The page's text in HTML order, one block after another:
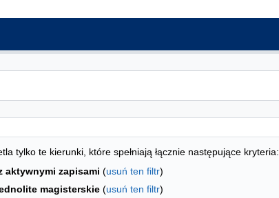
- indeks alfabetyczny
tylko te kierunki, które spełniają łącznie następujące kryteria:
aktywnymi zapisami (usuń ten filtr)
magisterskie (usuń ten filtr)